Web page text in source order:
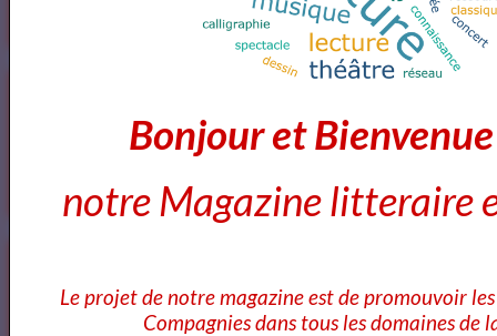
Annuaires des Cours et ateliers d'ecriture Paris
Bonjour et
notre Magazine litteraire
Le projet de notre magazine est de promouvoir
Compagnies dans tous les domaines de